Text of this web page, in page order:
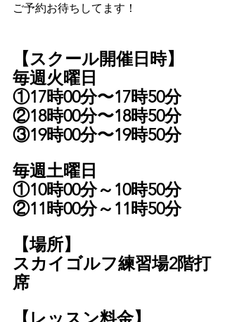
ご予約お待ちしてます！
【スクール開催日時】
毎週火曜日
①17時00分〜17時50分
②18時00分〜18時50分
③19時00分〜19時50分
毎週土曜日
①10時00分～10時50分
②11時00分～11時50分
【場所】
スカイゴルフ練習場2階打
席
【レッスン料金】